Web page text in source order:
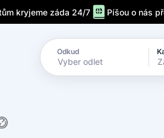
kryjeme záda 24/7 Píšou o nás
Odkud